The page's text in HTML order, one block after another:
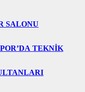
SALONU
TEKNİK